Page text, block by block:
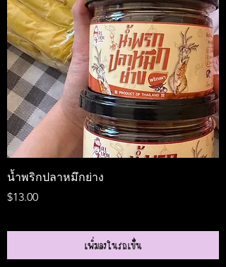
น้ำพริกปลาหมึกย่าง
ราคา
$13.00
เพิ่มลงในรถเข็น